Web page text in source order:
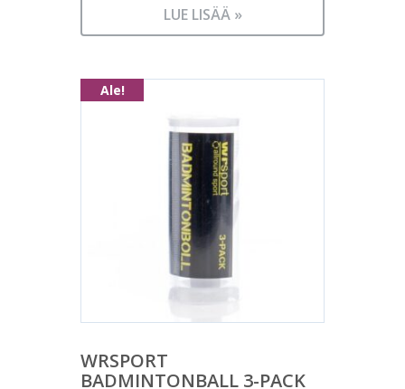
LUE LISÄÄ »
Ale!
WRSPORT
BADMINTONBALL 3-PACK